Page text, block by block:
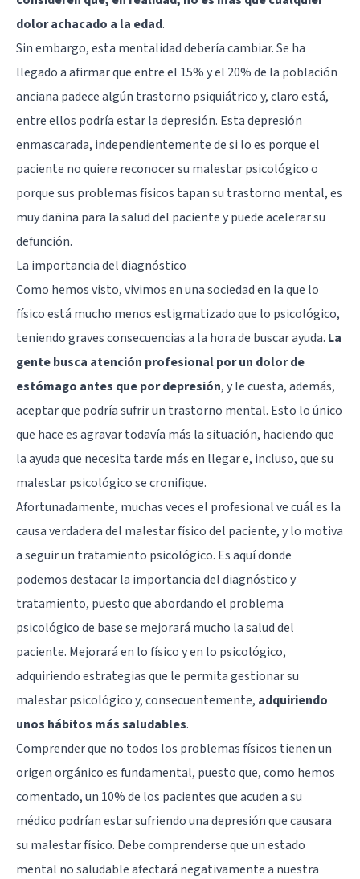
dolor achacado a la edad.
Sin embargo, esta mentalidad debería cambiar. Se ha
llegado a afirmar que entre el 15% y el 20% de la población
anciana padece algún trastorno psiquiátrico y, claro está,
entre ellos podría estar la depresión. Esta depresión
enmascarada, independientemente de si lo es porque el
paciente no quiere reconocer su malestar psicológico o
porque sus problemas físicos tapan su trastorno mental, es
muy dañina para la salud del paciente y puede acelerar su
defunción.
La importancia del diagnóstico
Como hemos visto, vivimos en una sociedad en la que lo
físico está mucho menos estigmatizado que lo psicológico,
teniendo graves consecuencias a la hora de buscar ayuda. La
gente busca atención profesional por un dolor de
estómago antes que por depresión, y le cuesta, además,
aceptar que podría sufrir un trastorno mental. Esto lo único
que hace es agravar todavía más la situación, haciendo que
la ayuda que necesita tarde más en llegar e, incluso, que su
malestar psicológico se cronifique.
Afortunadamente, muchas veces el profesional ve cuál es la
causa verdadera del malestar físico del paciente, y lo motiva
a seguir un tratamiento psicológico. Es aquí donde
podemos destacar la importancia del diagnóstico y
tratamiento, puesto que abordando el problema
psicológico de base se mejorará mucho la salud del
paciente. Mejorará en lo físico y en lo psicológico,
adquiriendo estrategias que le permita gestionar su
malestar psicológico y, consecuentemente, adquiriendo
unos hábitos más saludables.
Comprender que no todos los problemas físicos tienen un
origen orgánico es fundamental, puesto que, como hemos
comentado, un 10% de los pacientes que acuden a su
médico podrían estar sufriendo una depresión que causara
su malestar físico. Debe comprenderse que un estado
mental no saludable afectará negativamente a nuestra